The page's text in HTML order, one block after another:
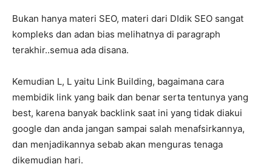
Bukan hanya materi SEO, materi dari DIdik SEO sangat
kompleks dan adan bias melihatnya di paragraph
terakhir..semua ada disana.
Kemudian L, L yaitu Link Building, bagaimana cara
membidik link yang baik dan benar serta tentunya yang
best, karena banyak backlink saat ini yang tidak diakui
google dan anda jangan sampai salah menafsirkannya,
dan menjadikannya sebab akan menguras tenaga
dikemudian hari.